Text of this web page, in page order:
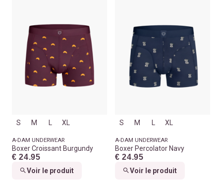
S M XL
A-DAM UNDERWEAR
Boxer Croissant Burgundy
€ 24.95
Voir le produit
S M XL
A-DAM UNDERWEAR
Boxer Percolator Navy
€ 24.95
Voir le produit